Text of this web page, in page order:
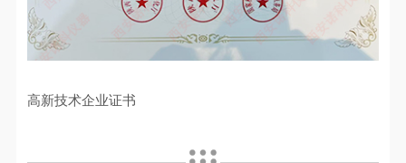
高新技术企业证书